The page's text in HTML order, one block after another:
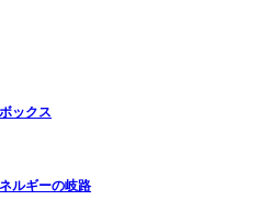
ックス
ルギーの岐路